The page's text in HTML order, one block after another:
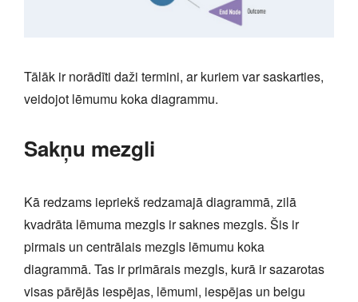
Tālāk ir norādīti daži termini, ar kuriem var saskarties,
veidojot lēmumu koka diagrammu.
Sakņu mezgli
Kā redzams iepriekš redzamajā diagrammā, zilā
kvadrāta lēmuma mezgls ir saknes mezgls. Šis ir
pirmais un centrālais mezgls lēmumu koka
diagrammā. Tas ir primārais mezgls, kurā ir sazarotas
visas pārējās iespējas, lēmumi, iespējas un beigu